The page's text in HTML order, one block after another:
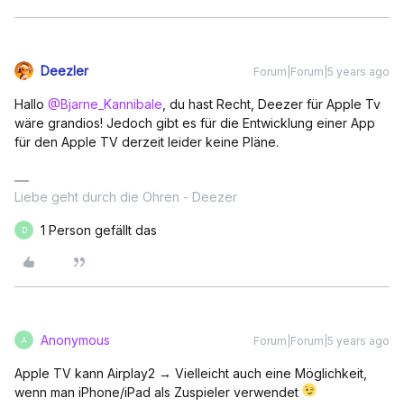
Deezler Forum|Forum|5 years ago
Hallo @Bjarne_Kannibale , du hast Recht, Deezer für Apple Tv
wäre grandios! Jedoch gibt es für die Entwicklung einer App
für den Apple TV derzeit leider keine Pläne.
Liebe geht durch die Ohren - Deezer
D 1 Person gefällt das
A Anonymous Forum|Forum|5 years ago
Apple TV kann Airplay2 → Vielleicht auch eine Möglichkeit,
wenn man iPhone/iPad als Zuspieler verwendet